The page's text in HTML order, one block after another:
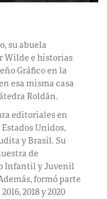
su abuela
Wilde e historias
Gráfico en la
esa misma casa
Roldán.
editoriales en
Unidos,
y Brasil. Su
de
Infantil y Juvenil
formó parte
2018 y 2020